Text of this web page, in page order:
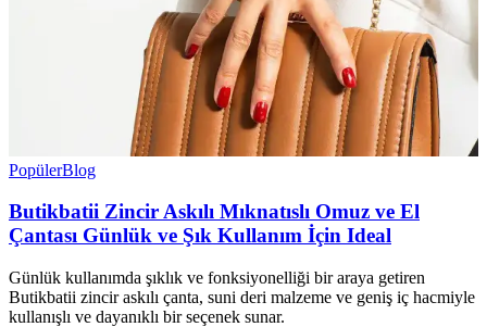
PopülerBlog
Butikbatii Zincir Askılı Mıknatıslı Omuz ve El
Çantası Günlük ve Şık Kullanım İçin Ideal
Günlük kullanımda şıklık ve fonksiyonelliği bir araya getiren
Butikbatii zincir askılı çanta, suni deri malzeme ve geniş iç hacmiyle
kullanışlı ve dayanıklı bir seçenek sunar.